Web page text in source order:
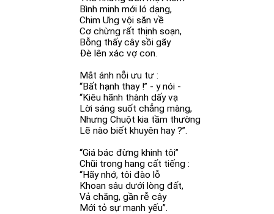
Bình minh mới ló dạng,
Chim Ưng vội săn về
Cơ chừng rất thịnh soạn,
Bỗng thấy cây sồi gãy
Đè lên xác vợ con.
Mắt ánh nỗi ưu tư :
“Bất hạnh thay !” - y nói -
“Kiêu hãnh thành dấy vạ
Lời sáng suốt chẳng màng,
Nhưng Chuột kia tầm thường
Lẽ nào biết khuyên hay ?”.
“Giá bác đừng khinh tôi”
Chũi trong hang cất tiếng :
“Hãy nhớ, tôi đào lỗ
Khoan sâu dưới lòng đất,
Vả chăng, gần rễ cây
Mới tỏ sự mạnh yếu”.